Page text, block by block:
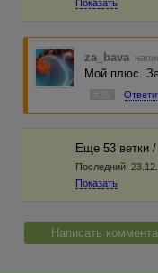
Показать
za_bava
Мой плюс. За
Еще 53 ветки
Последний:
Показать
Написать